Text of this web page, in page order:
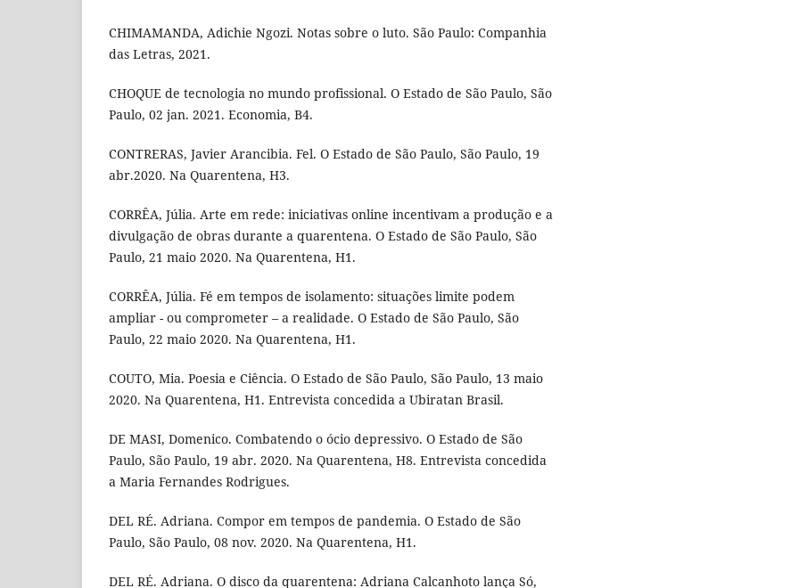
CHIMAMANDA, Adichie Ngozi. Notas sobre o luto. São Paulo: Companhia
das Letras, 2021.
CHOQUE de tecnologia no mundo profissional. O Estado de São Paulo, São
Paulo, 02 jan. 2021. Economia, B4.
CONTRERAS, Javier Arancibia. Fel. O Estado de São Paulo, São Paulo, 19
abr.2020. Na Quarentena, H3.
CORRÊA, Júlia. Arte em rede: iniciativas online incentivam a produção e a
divulgação de obras durante a quarentena. O Estado de São Paulo, São
Paulo, 21 maio 2020. Na Quarentena, H1.
CORRÊA, Júlia. Fé em tempos de isolamento: situações limite podem
ampliar - ou comprometer – a realidade. O Estado de São Paulo, São
Paulo, 22 maio 2020. Na Quarentena, H1.
COUTO, Mia. Poesia e Ciência. O Estado de São Paulo, São Paulo, 13 maio
2020. Na Quarentena, H1. Entrevista concedida a Ubiratan Brasil.
DE MASI, Domenico. Combatendo o ócio depressivo. O Estado de São
Paulo, São Paulo, 19 abr. 2020. Na Quarentena, H8. Entrevista concedida
a Maria Fernandes Rodrigues.
DEL RÉ. Adriana. Compor em tempos de pandemia. O Estado de São
Paulo, São Paulo, 08 nov. 2020. Na Quarentena, H1.
DEL RÉ. Adriana. O disco da quarentena: Adriana Calcanhoto lança Só,